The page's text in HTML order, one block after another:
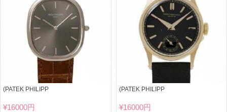
(PATEK PHILIPP
¥16000円
(PATEK PHILIPP
¥16000円